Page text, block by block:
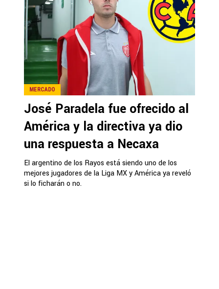
MERCADO
José Paradela fue ofrecido al
América y la directiva ya dio
una respuesta a Necaxa
El argentino de los Rayos está siendo uno de los
mejores jugadores de la Liga MX y América ya reveló
si lo ficharán o no.